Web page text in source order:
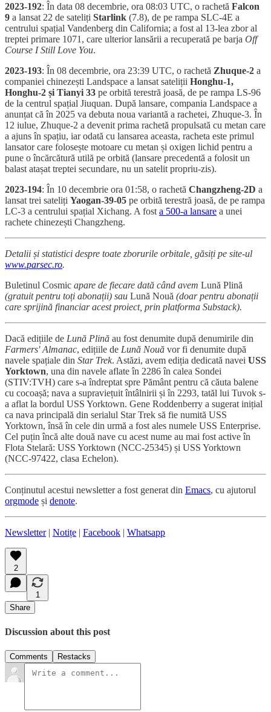
2023-192: În data 08 decembrie, ora 08:03 UTC, o rachetă Falcon
9 a lansat 22 de sateliți Starlink (7.8), de pe rampa SLC-4E a
centrului spațial Vandenberg din California; a fost al 13-lea zbor al
treptei primare 1071, care ulterior lansării a recuperată pe barja Off
Course I Still Love You.
2023-193: În 08 decembrie, ora 23:39 UTC, o rachetă Zhuque-2 a
companiei chinezești Landspace a lansat sateliții Honghu-1,
Honghu-2 și Tianyi 33 pe orbită terestră joasă, de pe rampa LS-96
de la centrul spațial Jiuquan. După lansare, compania Landspace a
anunțat că în 2025 va debuta noua variantă a rachetei, Zhuque-3. În
12 iulue, Zhuque-2 a devenit prima rachetă propulsată cu metan care
a ajuns în spațiu, iar odată cu lansarea aceasta, racheta este primul
lansator care folosește motoare cu metan și oxigen lichid pentru a
pune o încărcătură utilă pe orbită (lansare precedentă a folosit un
balast atașat treptei secundare, nu un satelit propriu-zis).
2023-194: În 10 decembrie ora 01:58, o rachetă Changzheng-2D a
lansat trei sateliți Yaogan-39-05 pe orbită terestră joasă, de pe rampa
LC-3 a centrului spațial Xichang. A fost a 500-a lansare a unei
rachete chinezești Changzheng.
Detalii și statistici despre toate zborurile orbitale, găsiți pe site-ul
www.parsec.ro.
Buletinul Cosmic apare de fiecare dată când avem Lună Plină
(gratuit pentru toți abonații) sau Lună Nouă (doar pentru abonații
care sprijină financiar acest proiect, prin platforma Substack).
Dacă edițiile de Lună Plină au fost denumite după denumirile din
Farmers' Almanac, edițiile de Lună Nouă vor fi denumite după
navele spațiale din Star Trek. Astăzi, avem ediția dedicată navei USS
Yorktown, una din navele aflate în 2286 în calea Sondei
(STIV:TVH) care s-a îndreptat spre Pământ pentru că căuta balene
cu cocoașă; nava a supraviețuit întâlnirii și în 2293, tatăl lui Tuvok s-
a aflat la bordul USS Yorktown. Gene Roddenberry a sugerat inițial
ca nava principală din serialul Star Trek să fie numită USS
Yorktown, însă în cele din urmă a fost ales numele USS Enterprise.
Cel puțin încă alte două nave cu acest nume au mai fost active în
Flota Stelară: USS Yorktown (NCC-25345) și USS Yorktown
(NCC-97422, clasa Echelon).
Conținutul acestui newsletter a fost generat din Emacs, cu ajutorul
orgmode și denote.
Newsletter| Notițe | Facebook | Whatsapp
2
1
Share
Discussion about this post
Comments Restacks